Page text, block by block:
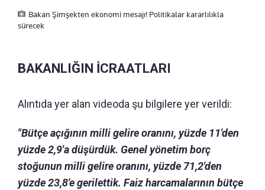
Bakan Şimşekten ekonomi mesajı! Politikalar kararlılıkla
sürecek
BAKANLIĞIN İCRAATLARI
Alıntıda yer alan videoda şu bilgilere yer verildi:
"Bütçe açığının milli gelire oranını, yüzde 11'den
yüzde 2,9'a düşürdük. Genel yönetim borç
stoğunun milli gelire oranını, yüzde 71,2'den
yüzde 23,8'e gerilettik. Faiz harcamalarının bütçe